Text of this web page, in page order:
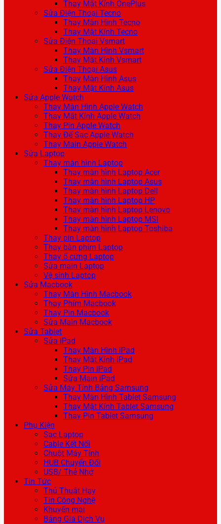
Thay Mặt Kính OnePlus
Sửa Điện Thoại Tecno
Thay Màn Hình Tecno
Thay Mặt Kính Tecno
Sửa Điện Thoại Vsmart
Thay Màn Hình Vsmart
Thay Mặt Kính Vsmart
Sửa Điện Thoại Asus
Thay Màn Hình Asus
Thay Mặt Kính Asus
Sửa Apple Watch
Thay Màn Hình Apple Watch
Thay Mặt Kính Apple Watch
Thay Pin Apple Watch
Thay Đế Sạc Apple Watch
Thay Main Apple Watch
Sửa Laptop
Thay màn hình Laptop
Thay màn hình Laptop Acer
Thay màn hình Laptop Asus
Thay màn hình Laptop Dell
Thay màn hình Laptop HP
Thay màn hình Laptop Lenovo
Thay màn hình Laptop MSI
Thay màn hình Laptop Toshiba
Thay pin Laptop
Thay bàn phím Laptop
Thay ổ cứng Laptop
Sửa main Laptop
Vệ sinh Laptop
Sửa Macbook
Thay Màn Hình Macbook
Thay Phím Macbook
Thay Pin Macbook
Sửa Main Macbook
Sửa Tablet
Sửa iPad
Thay Màn Hình iPad
Thay Mặt Kính iPad
Thay Pin iPad
Sửa Main iPad
Sửa Máy Tính Bảng Samsung
Thay Màn Hình Tablet Samsung
Thay Mặt Kính Tablet Samsung
Thay Pin Tablet Samsung
Phụ Kiện
Sạc Laptop
Cable Kết Nối
Chuột Máy Tính
HUB Chuyển Đổi
USB/ Thẻ Nhớ
Tin Tức
Thủ Thuật Hay
Tin Công Nghệ
Khuyến mại
Bảng Giá Dịch Vụ